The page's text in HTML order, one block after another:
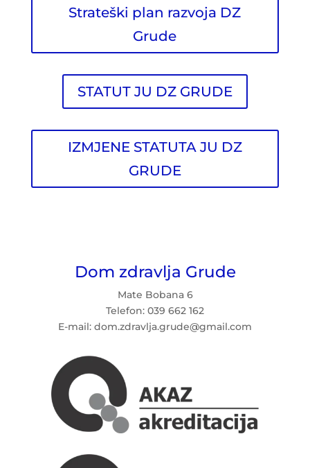
Strateški plan razvoja DZ
Grude
STATUT JU DZ GRUDE
IZMJENE STATUTA JU DZ
GRUDE
Dom zdravlja Grude
Mate Bobana 6
Telefon: 039 662 162
E-mail: dom.zdravlja.grude@gmail.com